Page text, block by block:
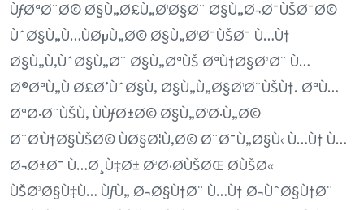
ÙƒØªØ¨Ø© Ø§Ù„Ø£Ù„Ø¹Ø§Ø¨ Ø§Ù„Ø¬Ø¯ÙŠØ¯Ø©
ÙˆØ§Ù„Ù…ÙØµÙ„Ø© Ø§Ù„Ø¹Ø¯ÙŠØ¯ Ù…Ù†
Ø§Ù„Ù‚ÙˆØ§Ù„Ø¨ Ø§Ù„ØªÙŠ ØªÙ†Ø§Ø³Ø¨ Ù…
Ø®ØªÙ„Ù Ø£Ø°ÙˆØ§Ù‚ Ø§Ù„Ù„Ø§Ø¹Ø¨ÙŠÙ†. ØªÙ…
ØªØ·Ø¨ÙŠÙ‚ ÙÙƒØ±Ø© Ø§Ù„Ø¹Ø·Ù„Ø©
Ø¨Ø¹Ù†Ø§ÙŠØ© ÙØ§Ø¦Ù‚Ø© Ø¨Ø¯Ù„Ø§Ù‹ Ù…Ù† Ù…
Ø¬Ø±Ø¯ Ù…Ø¸Ù‡Ø± Ø³Ø·Ø­ÙŠØŒ Ø­ÙŠØ«
ÙŠØ³Ø§Ù‡Ù… ÙƒÙ„ Ø¬Ø§Ù†Ø¨ Ù…Ù† Ø¬ÙˆØ§Ù†Ø¨